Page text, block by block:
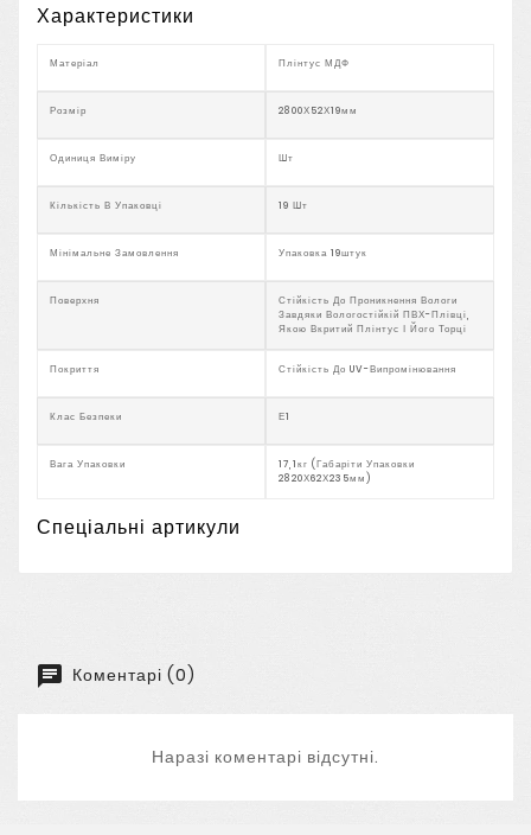
Характеристики
Матеріал Плінтус МДФ
Розмір 2800Х52Х19мм
Одиниця Виміру Шт
Кількість В Упаковці 19 Шт
Мінімальне Замовлення Упаковка 19штук
Поверхня
Стійкість До Проникнення Вологи
Завдяки Вологостійкій ПВХ-Плівці,
Якою Вкритий Плінтус І Його Торці
Покриття Стійкість До UV-Випромінювання
Клас Безпеки Е1
Вага Упаковки
17,1кг (Габаріти Упаковки
2820Х62Х235мм)
Спеціальні артикули
Коментарі (0)
Наразі коментарі відсутні.